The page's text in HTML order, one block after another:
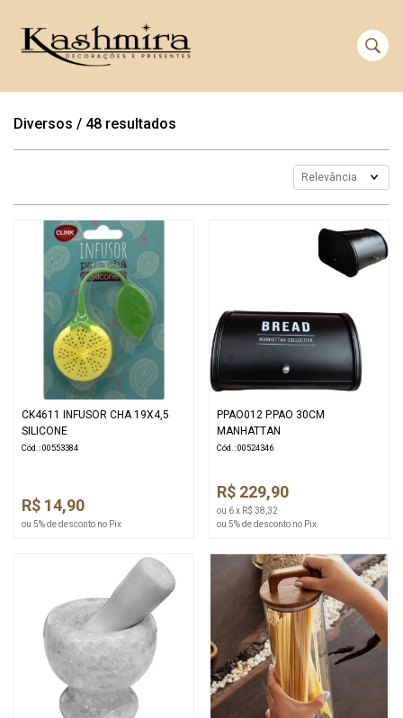
Diversos / 48 resultados
CK4611 INFUSOR CHA 19X4,5
SILICONE
Cód.: 00553384
R$ 14,90
ou 5% de desconto no Pix
PPAO012 P.PAO 30CM
MANHATTAN
Cód.: 00524346
R$ 229,90
ou 6 x R$ 38,32
ou 5% de desconto no Pix